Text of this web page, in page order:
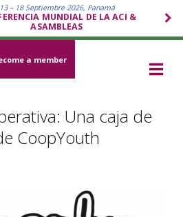
13 – 18 Septiembre 2026, Panamá
MUNDIAL DE LA ACI &
ASAMBLEAS
a member
Una caja de
CoopYouth